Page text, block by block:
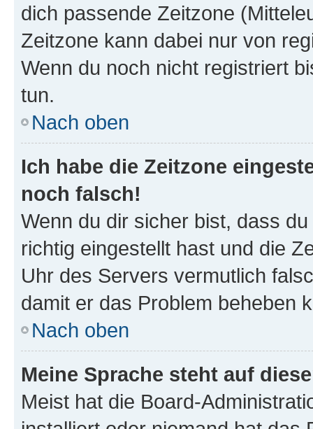
dich passende Zeitzone
Zeitzone kann dabei nur von
Wenn du noch nicht registriert
tun.
Nach oben
Ich habe die Zeitzone
noch falsch!
Wenn du dir sicher bist, dass
richtig eingestellt hast und die
Uhr des Servers vermutlich
damit er das Problem beheben
Nach oben
Meine Sprache steht auf
Meist hat die Board-